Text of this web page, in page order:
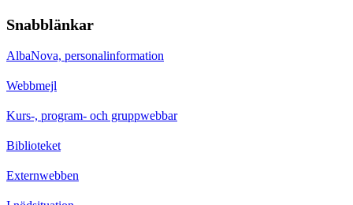
Snabblänkar
AlbaNova, personalinformation
Webbmejl
Kurs-, program- och gruppwebbar
Biblioteket
Externwebben